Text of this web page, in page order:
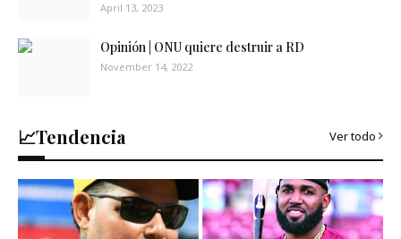
April 13, 2023
Opinión | ONU quiere destruir a RD
November 14, 2022
📈Tendencia Ver todo